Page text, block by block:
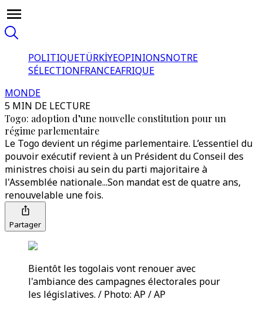
POLITIQUETÜRKİYEOPINIONSNOTRE
SÉLECTIONFRANCEAFRIQUE
MONDE
5 MIN DE LECTURE
Togo: adoption d’une nouvelle constitution pour un
régime parlementaire
Le Togo devient un régime parlementaire. L’essentiel du
pouvoir exécutif revient à un Président du Conseil des
ministres choisi au sein du parti majoritaire à
l'Assemblée nationale...Son mandat est de quatre ans,
renouvelable une fois.
Partager
Bientôt les togolais vont renouer avec
l'ambiance des campagnes électorales pour
les législatives. / Photo: AP / AP